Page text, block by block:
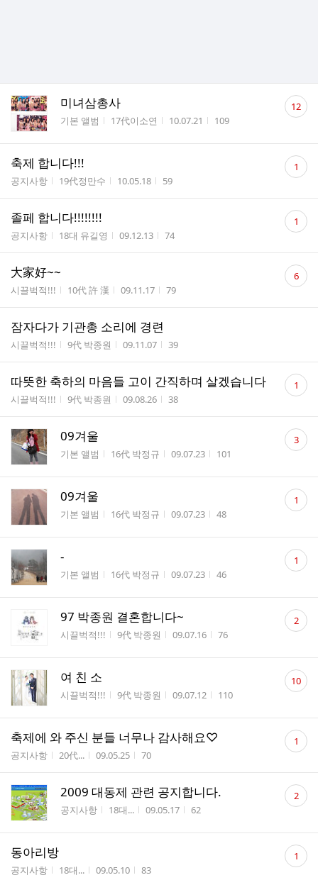
미녀삼총사
게시판명
기본 앨범 작성자
17代이소연 작성시간
10.07.21 조회수
109
댓
글12
축제 합니다!!!
게시판명
공지사항 작성자
19代정만수 작성시간
10.05.18 조회수
59
댓
글 1
졸페 합니다!!!!!!!!
게시판명
공지사항 작성자
18대 유길영 작성시간
09.12.13 조회수
74
댓
글 1
大家好~~
게시판명
시끌벅적!!! 작성자
10代 許 漢 작성시간
09.11.17 조회수
79
댓
글 6
잠자다가 기관총 소리에 경련
게시판명
시끌벅적!!! 작성자
9代 박종원 작성시간
09.11.07 조회수
39
따뜻한 축하의 마음들 고이 간직하며 살겠습니다
게시판명
시끌벅적!!! 작성자
9代 박종원 작성시간
09.08.26 조회수
38
댓
글 1
09겨울
게시판명
기본 앨범 작성자
16代 박정규 작성시간
09.07.23 조회수
101
댓
글 3
09겨울
게시판명
기본 앨범 작성자
16代 박정규 작성시간
09.07.23 조회수
48
댓
글 1
-
게시판명
기본 앨범 작성자
16代 박정규 작성시간
09.07.23 조회수
46
댓
글 1
97 박종원 결혼합니다~
게시판명
시끌벅적!!! 작성자
9代 박종원 작성시간
09.07.16 조회수
76
댓
글 2
여 친 소
게시판명
시끌벅적!!! 작성자
9代 박종원 작성시간
09.07.12 조회수
110
댓
글10
축제에 와 주신 분들 너무나 감사해요♡
게시판명
공지사항 작성자
20代... 작성시간
09.05.25 조회수
70
댓
글 1
2009 대동제 관련 공지합니다.
게시판명
공지사항 작성자
18대... 작성시간
09.05.17 조회수
62
댓
글 2
동아리방
게시판명
공지사항 작성자
18대... 작성시간
09.05.10 조회수
83
댓
글 1